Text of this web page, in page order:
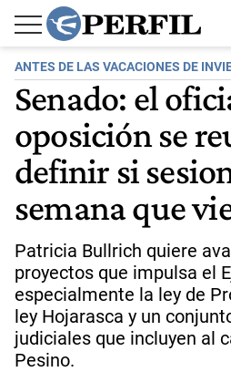
ANTES DE LAS VACACIONES DE
Senado: el
oposición se
definir si
semana que
Patricia Bullrich quiere
proyectos que impulsa el
especialmente la ley de
ley Hojarasca y un
judiciales que incluyen al
Pesino.